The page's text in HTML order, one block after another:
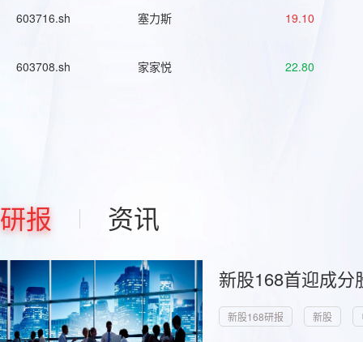
603716.sh 塞力斯 19.10
603708.sh 家家悦 22.80
研报 资讯
新股168首迎成
新股168研报 新股